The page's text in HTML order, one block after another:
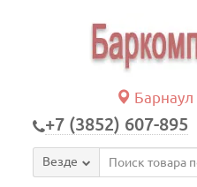
Барнаул
+7 (3852) 607-895
Везде